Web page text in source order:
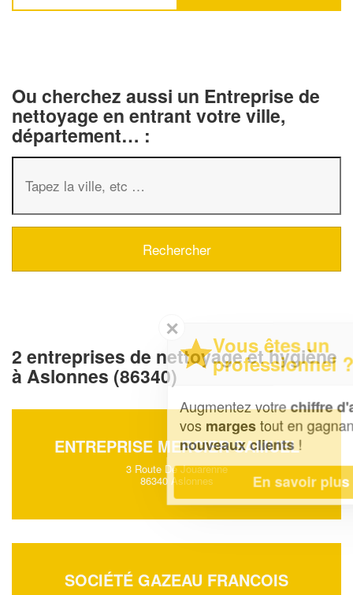
Ou cherchez aussi un Entreprise de
nettoyage en entrant votre ville,
département… :
2 entreprises de nettoyage et hygiène
à Aslonnes (86340)
ENTREPRISE MERCIER SAMUEL
3 Route De Jouarenne
86340 Aslonnes
SOCIÉTÉ GAZEAU FRANCOIS
Vous êtes un
professionnel ?
Augmentez votrechiffre d'affaireset
tout en gagnant de
nouveaux clients!
En savoir plus